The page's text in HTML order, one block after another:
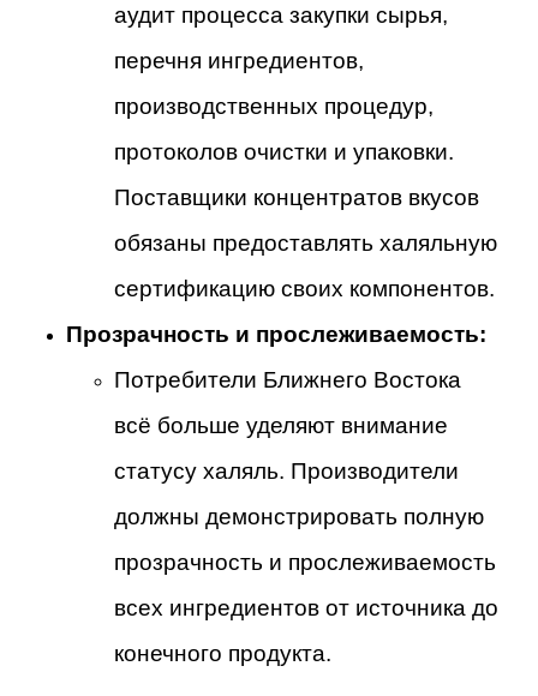
аудит процесса закупки сырья,
перечня ингредиентов,
производственных процедур,
протоколов очистки и упаковки.
Поставщики концентратов вкусов
обязаны предоставлять халяльную
сертификацию своих компонентов.
Прозрачность и прослеживаемость:
Потребители Ближнего Востока
всё больше уделяют внимание
статусу халяль. Производители
должны демонстрировать полную
прозрачность и прослеживаемость
всех ингредиентов от источника до
конечного продукта.